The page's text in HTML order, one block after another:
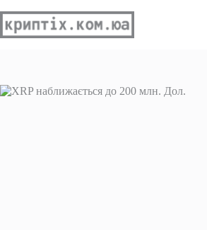
до
вмісту